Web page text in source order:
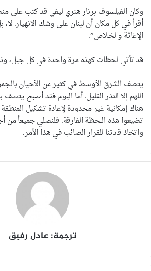
وكان الفيلسوف برنار هنري ليفي قد كتب على
أقرأ في كل مكان أن لبنان على وشك الانهيار.
الإغاثة والخلاص”.
قد تأتي لحظات كهذه مرة واحدة في كل جيل،
يتصف الشرق الأوسط في كثير من الأحيان
اللهم إلا النذر القليل. أما اليوم فقد أصبح
هناك إمكانية غير محدودة لإعادة تشكيل
تضيعوا هذه اللحظة الفارقة. فلنصلي جميعاً من
واتخاذ قادتنا للقرار الصائب في هذا الأمر.
ترجمة: عادل رفيق